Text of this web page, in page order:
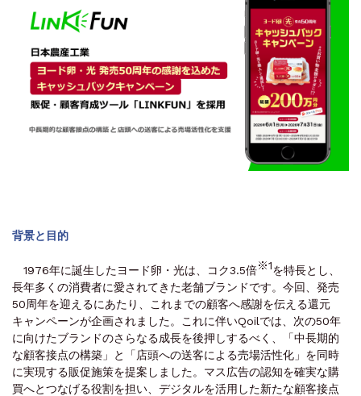
背景と目的
1976年に誕生したヨード卵・光は、コク3.5倍※1を特長とし、
長年多くの消費者に愛されてきた老舗ブランドです。今回、発売
50周年を迎えるにあたり、これまでの顧客へ感謝を伝える還元
キャンペーンが企画されました。これに伴いQoilでは、次の50年
に向けたブランドのさらなる成長を後押しするべく、「中長期的
な顧客接点の構築」と「店頭への送客による売場活性化」を同時
に実現する販促施策を提案しました。マス広告の認知を確実な購
買へとつなげる役割を担い、デジタルを活用した新たな顧客接点